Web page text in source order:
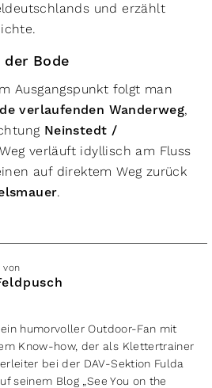
und erzählt
Bode
Ausgangspunkt folgt man
verlaufenden Wanderweg,
Neinstedt /
verläuft idyllisch am Fluss
auf direktem Weg zurück
.
von
humorvoller Outdoor-Fan mit
Know-how, der als Klettertrainer
bei der DAV-Sektion Fulda
seinem Blog „See You on the